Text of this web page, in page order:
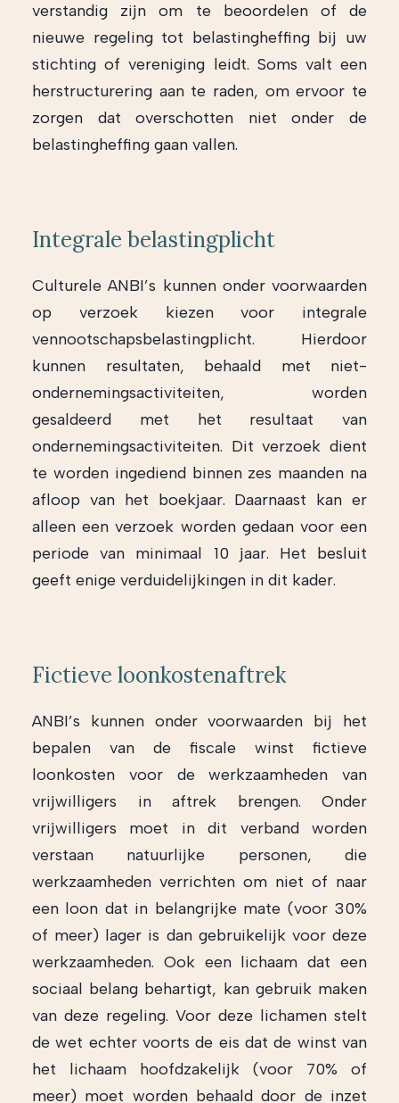
verstandig zijn om te beoordelen of de
nieuwe regeling tot belastingheffing bij uw
stichting of vereniging leidt. Soms valt een
herstructurering aan te raden, om ervoor te
zorgen dat overschotten niet onder de
belastingheffing gaan vallen.
Integrale belastingplicht
Culturele ANBI’s kunnen onder voorwaarden
op verzoek kiezen voor integrale
vennootschapsbelastingplicht. Hierdoor
kunnen resultaten, behaald met niet-
ondernemingsactiviteiten, worden
gesaldeerd met het resultaat van
ondernemingsactiviteiten. Dit verzoek dient
te worden ingediend binnen zes maanden na
afloop van het boekjaar. Daarnaast kan er
alleen een verzoek worden gedaan voor een
periode van minimaal 10 jaar. Het besluit
geeft enige verduidelijkingen in dit kader.
Fictieve loonkostenaftrek
ANBI’s kunnen onder voorwaarden bij het
bepalen van de fiscale winst fictieve
loonkosten voor de werkzaamheden van
vrijwilligers in aftrek brengen. Onder
vrijwilligers moet in dit verband worden
verstaan natuurlijke personen, die
werkzaamheden verrichten om niet of naar
een loon dat in belangrijke mate (voor 30%
of meer) lager is dan gebruikelijk voor deze
werkzaamheden. Ook een lichaam dat een
sociaal belang behartigt, kan gebruik maken
van deze regeling. Voor deze lichamen stelt
de wet echter voorts de eis dat de winst van
het lichaam hoofdzakelijk (voor 70% of
meer) moet worden behaald door de inzet